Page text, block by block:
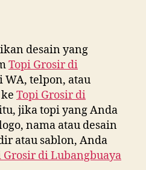
desain yang
Topi Grosir di
WA, telpon, atau
Topi Grosir di
jika topi yang Anda
nama atau desain
atau sablon, Anda
Grosir diLubangbuaya